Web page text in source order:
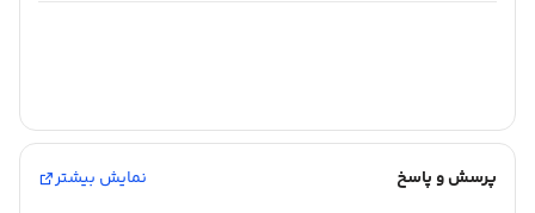
پرسش و پاسخ نمایش بیشتر